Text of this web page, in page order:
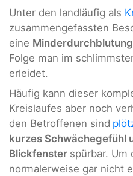
Unter den landläufig als
zusammengefassten
eine
Folge man im
erleidet.
Häufig kann dieser
Kreislaufes aber noch
den Betroffenen sind
kurzes Schwächegefühl
Blickfenster spürbar. Um
normalerweise gar nicht